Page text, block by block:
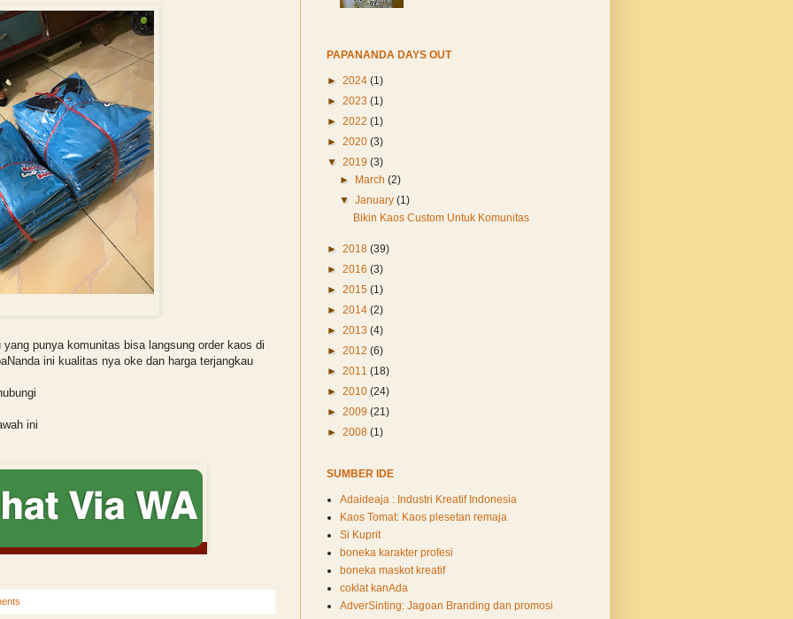
punya komunitas bisa langsung order kaos di
ini kualitas nya oke dan harga terjangkau
ini
PAPANANDA DAYS OUT
► 2024 (1)
► 2023 (1)
► 2022 (1)
► 2020 (3)
▼ 2019 (3)
►
March(2)
▼January(1)
Bikin Kaos Custom Untuk Komunitas
► 2018 (39)
► 2016 (3)
► 2015 (1)
► 2014 (2)
► 2013 (4)
► 2012 (6)
► 2011 (18)
► 2010 (24)
► 2009 (21)
► 2008 (1)
SUMBER IDE
Adaideaja : Industri Kreatif Indonesia
Kaos Tomat: Kaos plesetan remaja
Si Kuprit
boneka karakter profesi
boneka maskot kreatif
coklat kanAda
AdverSinting: Jagoan Branding dan promosi